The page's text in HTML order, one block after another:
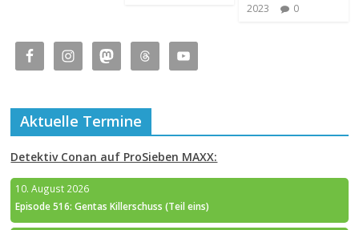
2023
0
Aktuelle Termine
Detektiv Conan auf ProSieben MAXX:
10. August 2026
Episode 516: Gentas Killerschuss (Teil eins)